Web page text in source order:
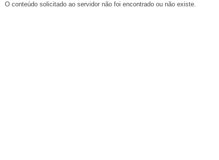
O conteúdo solicitado ao servidor não foi encontrado ou não existe.